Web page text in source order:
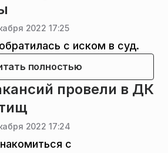
2022 17:25
с иском в суд.
полностью
провели в ДК
2022 17:24
с